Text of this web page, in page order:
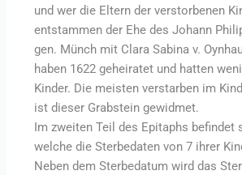
und wer die Eltern der verstorbenen
entstammen der Ehe des Johann
gen. Münch mit Clara Sabina v.
haben 1622 geheiratet und hatten
Kinder. Die meisten verstarben im
ist dieser Grabstein gewidmet.
Im zweiten Teil des Epitaphs befindet
welche die Sterbedaten von 7 ihrer
Neben dem Sterbedatum wird das